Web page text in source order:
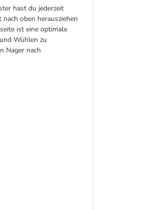
hast du jederzeit
oben herausziehen
ist eine optimale
Wühlen zu
Nager nach